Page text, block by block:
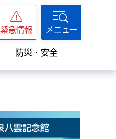
緊急情報 メニュー
防災・安全